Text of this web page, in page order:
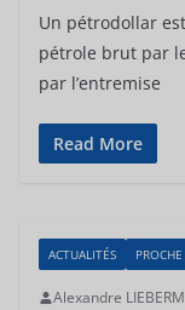
Un pétrodollar
pétrole brut par
par l’entremise
Read More
ACTUALITÉS
Alexandre